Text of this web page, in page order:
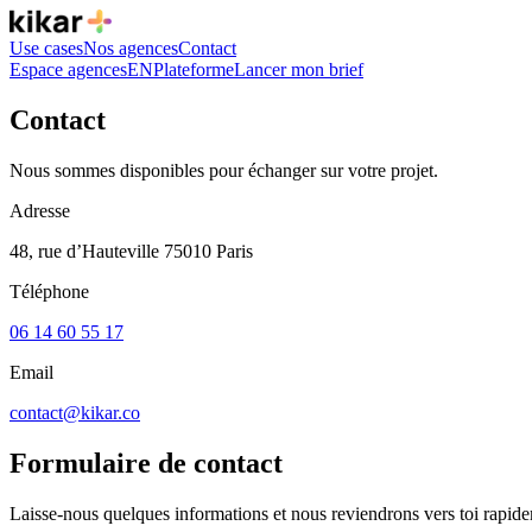
Use casesNos agencesContact
Espace agencesENPlateformeLancer mon brief
Contact
Nous sommes disponibles pour échanger sur votre projet.
Adresse
48, rue d’Hauteville 75010 Paris
Téléphone
06 14 60 55 17
Email
contact@kikar.co
Formulaire de contact
Laisse-nous quelques informations et nous reviendrons vers toi